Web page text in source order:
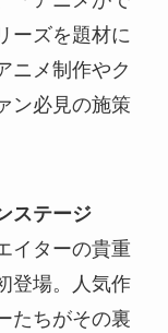
ーズを題材に
ニメ制作やク
ン必見の施策
ステージ
イターの貴重
登場。人気作
たちがその裏